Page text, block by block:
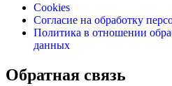
Cookies
Согласие на обработку
Политика в отношении
данных
Обратная связь